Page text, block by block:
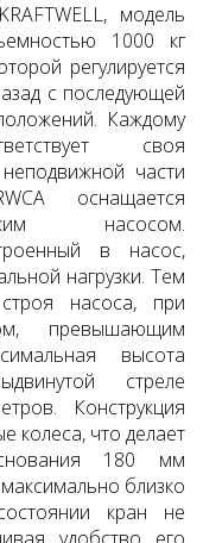
модель
1000 кг
регулируется
с последующей
Каждому
своя
части
оснащается
насосом.
в насос,
нагрузки. Тем
насоса, при
превышающим
высота
стреле
Конструкция
колеса, что делает
180 мм
близко
кран не